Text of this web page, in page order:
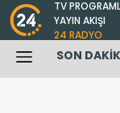
TV
YAYIN AKIŞI
24 RADYO
SON